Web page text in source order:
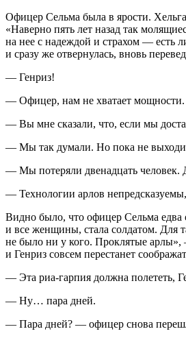
Офицер Сельма была в ярости.
«Наверно пять лет назад так
на нее с надеждой и страхом — есть
и сразу же отвернулась, вновь
— Генриз!
— Офицер, нам не хватает мощности.
— Вы мне сказали, что, если мы
— Мы так думали. Но пока не
— Мы потеряли двенадцать человек.
— Технологии арлов
Видно было, что офицер Сельма едва
и все женщины, стала солдатом. Для
не было ни у кого. Проклятые арлы»,
и Генриз совсем перестанет
— Эта риа-гарпия должна полететь,
— Ну… пара дней.
— Пара дней? — офицер снова